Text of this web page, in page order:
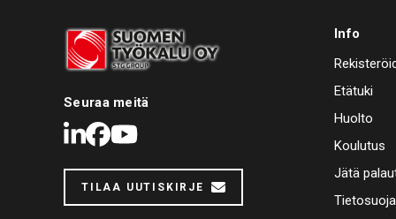
Seuraa meitä
LinkedIn
Facebook
Youtube
TILAA UUTISKIRJE
Info
Etätuki
Huolto
Koulutus
Jätä